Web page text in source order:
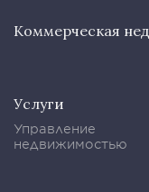
Коммерческая
Услуги
Управление
недвижимостью